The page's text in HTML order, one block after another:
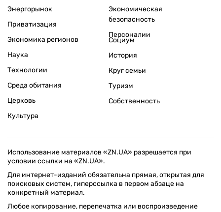
Энергорынок
Приватизация
Экономика регионов
Экономическая
безопасность
Персоналии
Наука
Технологии
Среда обитания
Церковь
Культура
Социум
История
Круг семьи
Туризм
Собственность
Использование материалов «ZN.UA» разрешается при
условии ссылки на «ZN.UA».
Для интернет-изданий обязательна прямая, открытая для
поисковых систем, гиперссылка в первом абзаце на
конкретный материал.
Любое копирование, перепечатка или воспроизведение